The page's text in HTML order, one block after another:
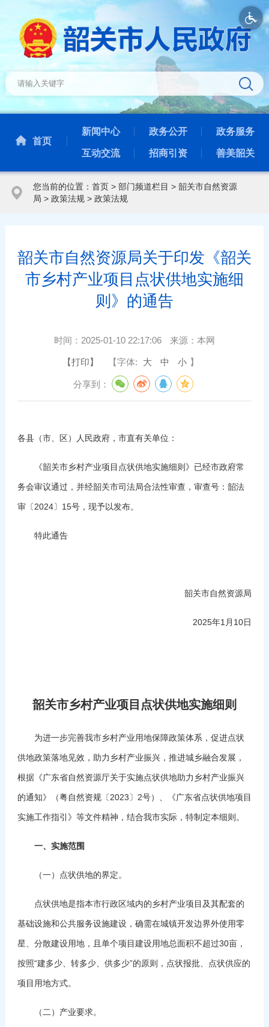
首页
新闻中心 政务公开 政务服务
互动交流 招商引资 善美韶关
您当前的位置： 首页> 部门频道栏目 > 韶关市自然资源
局 > 政策法规> 政策法规
韶关市自然资源局关于印发《韶关
市乡村产业项目点状供地实施细
则》的通告
时间： 2025-01-10 22:17:06 来源： 本网
【打印】 【字体: 大 中 小 】
分享到：
各县（市、区）人民政府，市直有关单位：
《韶关市乡村产业项目点状供地实施细则》已经市政府常
务会审议通过，并经韶关市司法局合法性审查，审查号：韶法
审〔2024〕15号，现予以发布。
特此通告
韶关市自然资源局
2025年1月10日
韶关市乡村产业项目点状供地实施细则
为进一步完善我市乡村产业用地保障政策体系，促进点状
供地政策落地见效，助力乡村产业振兴，推进城乡融合发展，
根据《广东省自然资源厅关于实施点状供地助力乡村产业振兴
的通知》（粤自然资规〔2023〕2号）、《广东省点状供地项目
实施工作指引》等文件精神，结合我市实际，特制定本细则。
一、实施范围
（一）点状供地的界定。
点状供地是指本市行政区域内的乡村产业项目及其配套的
基础设施和公共服务设施建设，确需在城镇开发边界外使用零
星、分散建设用地，且单个项目建设用地总面积不超过30亩，
按照“建多少、转多少、供多少”的原则，点状报批、点状供应的
项目用地方式。
（二）产业要求。